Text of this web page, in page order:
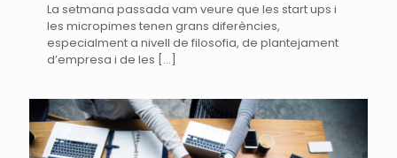
La setmana passada vam veure que les start ups i
les micropimes tenen grans diferències,
especialment a nivell de filosofia, de plantejament
d’empresa i de les […]